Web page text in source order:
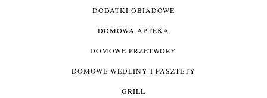
DODATKI OBIADOWE
DOMOWA APTEKA
DOMOWE PRZETWORY
DOMOWE WĘDLINY I PASZTETY
GRILL